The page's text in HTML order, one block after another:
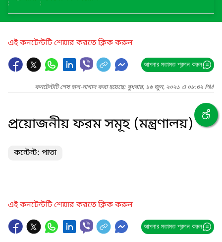
এই কনটেন্টটি শেয়ার করতে ক্লিক করুন
আপনার মতামত প্রদান করুন
কনটেন্টটি শেষ হাল-নাগাদ করা হয়েছে: বুধবার, ১৬ জুন, ২০২১ এ ০৮:৩২ PM
প্রয়োজনীয় ফরম সমূহ (মন্ত্রণালয়)
কন্টেন্ট: পাতা
এই কনটেন্টটি শেয়ার করতে ক্লিক করুন
আপনার মতামত প্রদান করুন